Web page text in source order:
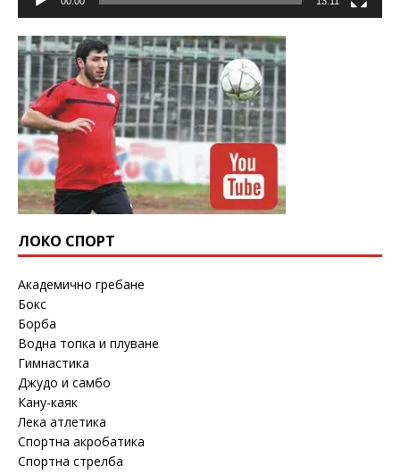
ЛОКО СПОРТ
Академично гребане
Бокс
Борба
Водна топка и плуване
Гимнастика
Джудо и самбо
Кану-каяк
Лека атлетика
Спортна акробатика
Спортна стрелба